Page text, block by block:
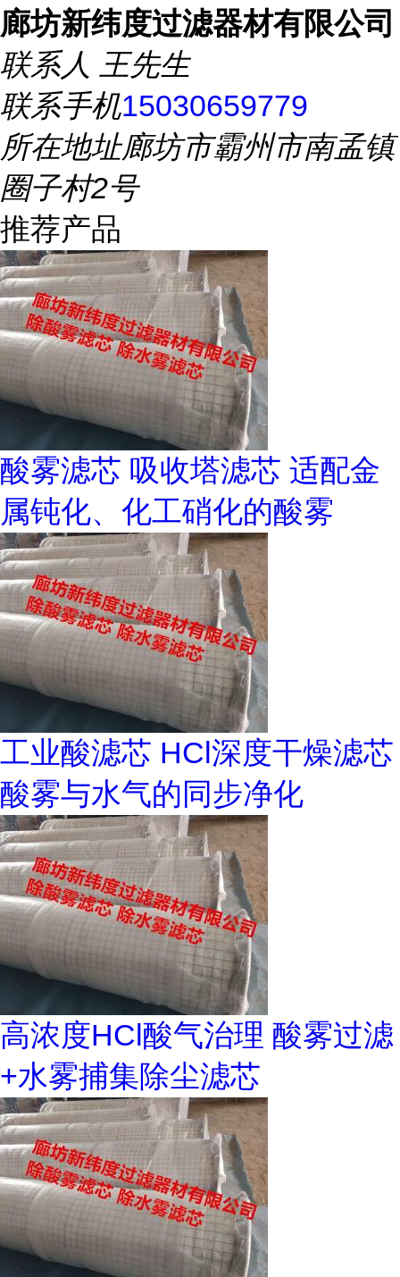
廊坊新纬度过滤器材有限公司
联系人 王先生
联系手机15030659779
所在地址廊坊市霸州市南孟镇
圈子村2号
推荐产品
酸雾滤芯 吸收塔滤芯 适配金
属钝化、化工硝化的酸雾
工业酸滤芯 HCl深度干燥滤芯
酸雾与水气的同步净化
高浓度HCl酸气治理 酸雾过滤
+水雾捕集除尘滤芯